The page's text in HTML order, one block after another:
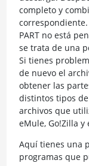
completo y
PART no está
se trata de una
Si tienes
de nuevo el
obtener las
distintos tipos
archivos que
eMule, Go!Zilla y
Aquí tienes una
programas que